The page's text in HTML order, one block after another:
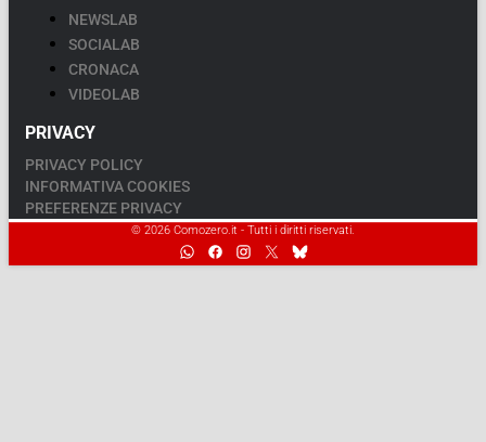
NEWSLAB
SOCIALAB
CRONACA
VIDEOLAB
PRIVACY
PRIVACY POLICY
INFORMATIVA COOKIES
PREFERENZE PRIVACY
© 2026 Comozero.it - Tutti i diritti riservati.